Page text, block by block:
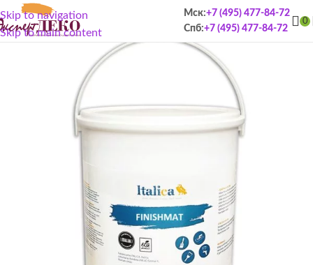
Skip to navigation
Skip to main content
Мск:+7 (495) 477-84-72
Спб:+7 (495) 477-84-72
0